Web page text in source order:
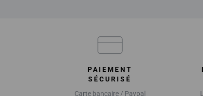
PAIEMENT
SÉCURISÉ
Carte bancaire / Paypal